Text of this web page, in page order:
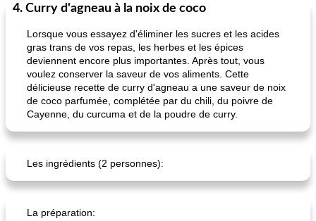
frittata au poulet
4. Curry d'agneau à la noix de coco
Lorsque vous essayez d'éliminer les sucres et les acides
gras trans de vos repas, les herbes et les épices
deviennent encore plus importantes. Après tout, vous
voulez conserver la saveur de vos aliments. Cette
délicieuse recette de curry d'agneau a une saveur de noix
de coco parfumée, complétée par du chili, du poivre de
Cayenne, du curcuma et de la poudre de curry.
Les ingrédients (2 personnes):
La préparation: